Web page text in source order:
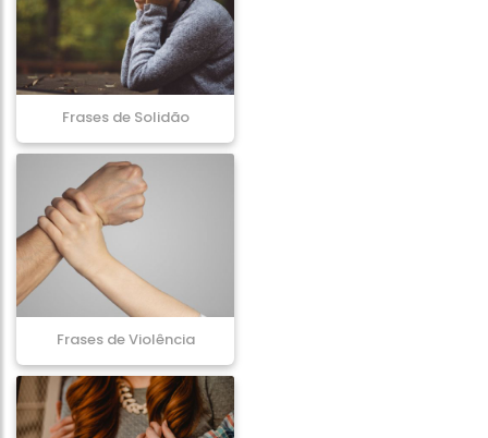
Frases de Solidão
Frases de Violência